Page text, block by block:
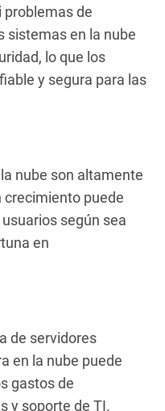
problemas de
sistemas en la nube
lo que los
y segura para las
nube son altamente
crecimiento puede
según sea
en
de servidores
en la nube puede
gastos de
y soporte de TI.